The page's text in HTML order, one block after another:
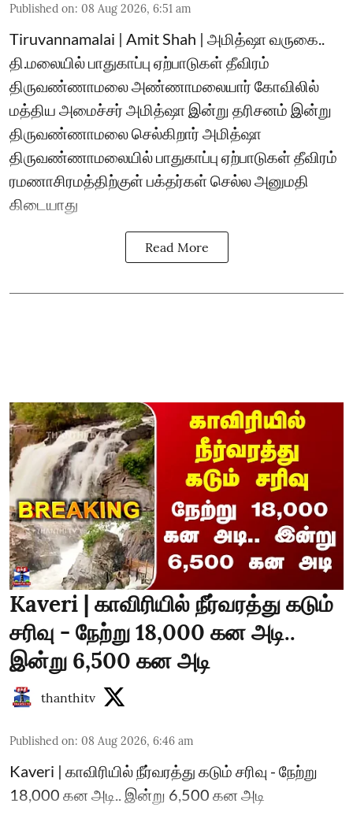
Published on: 08 Aug 2026, 6:51 am
Tiruvannamalai | Amit Shah | அமித்ஷா வருகை..
தி.மலையில் பாதுகாப்பு ஏற்பாடுகள் தீவிரம்
திருவண்ணாமலை அண்ணாமலையார் கோவிலில்
மத்திய அமைச்சர் அமித்ஷா இன்று தரிசனம் இன்று
திருவண்ணாமலை செல்கிறார் அமித்ஷா
திருவண்ணாமலையில் பாதுகாப்பு ஏற்பாடுகள் தீவிரம்
ரமணாசிரமத்திற்குள் பக்தர்கள் செல்ல அனுமதி
கிடையாது
Read More
Kaveri | காவிரியில் நீர்வரத்து கடும்
சரிவு - நேற்று 18,000 கன அடி..
இன்று 6,500 கன அடி
thanthitv
Published on: 08 Aug 2026, 6:46 am
Kaveri | காவிரியில் நீர்வரத்து கடும் சரிவு - நேற்று
18,000 கன அடி.. இன்று 6,500 கன அடி